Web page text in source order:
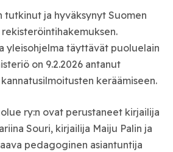
tutkinut ja hyväksynyt Suomen
yleisohjelma täyttävät puoluelain
on 9.2.2026 antanut
keräämiseen.
ry:n ovat perustaneet kirjailija
Souri, kirjailija Maiju Palin ja
pedagoginen asiantuntija